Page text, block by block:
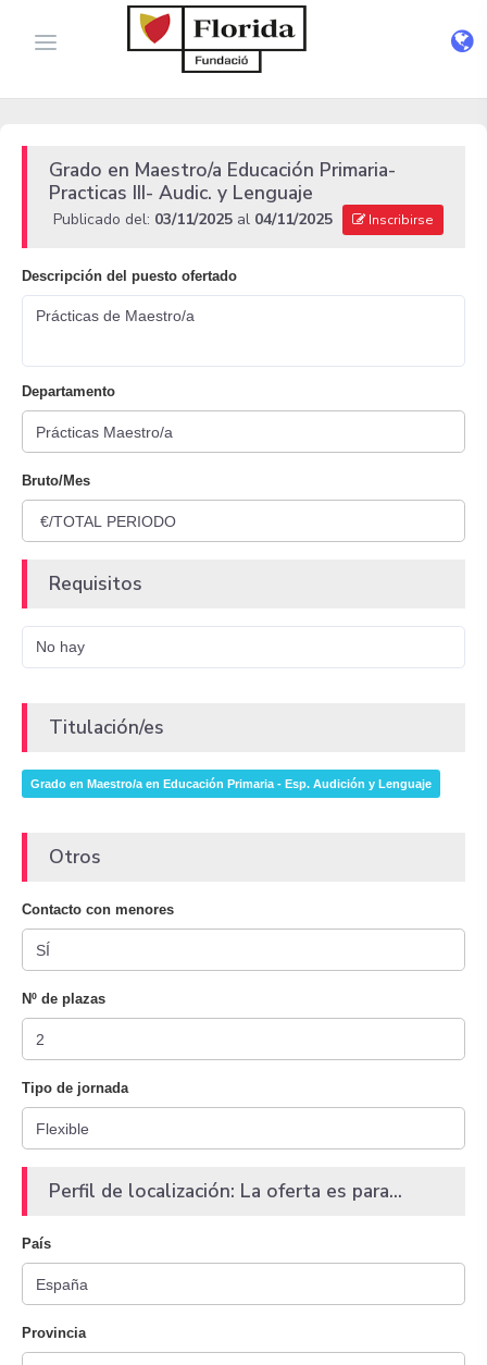
Grado en Maestro/a Educación Primaria-
Practicas III- Audic. y Lenguaje
Publicado del: 03/11/2025 al 04/11/2025 Inscribirse
Descripción del puesto ofertado
Prácticas de Maestro/a
Departamento
Bruto/Mes
Requisitos
No hay
Titulación/es
Grado en Maestro/a en Educación Primaria - Esp. Audición y Lenguaje
Otros
Contacto con menores
Nº de plazas
Tipo de jornada
Perfil de localización: La oferta es para...
País
Provincia